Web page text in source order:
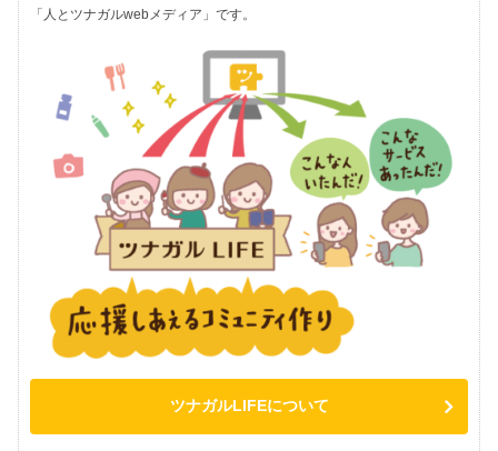
「人とツナガルwebメディア」です。
ツナガルLIFEについて